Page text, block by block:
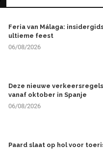
Feria van Málaga:
ultieme feest
06/08/2026
Deze nieuwe
vanaf oktober in Spanje
06/08/2026
Paard slaat op hol voor